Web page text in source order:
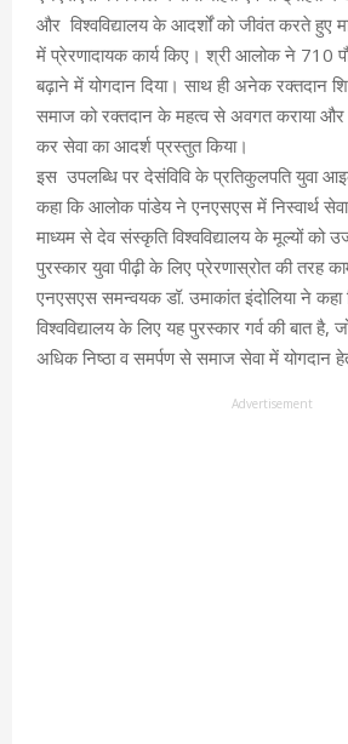
और विश्वविद्यालय के आदर्शों को जीवंत करते हुए
में प्रेरणादायक कार्य किए। श्री आलोक ने 710
बढ़ाने में योगदान दिया। साथ ही अनेक रक्तदान
समाज को रक्तदान के महत्व से अवगत कराया और
कर सेवा का आदर्श प्रस्तुत किया।
इस उपलब्धि पर देसंविवि के प्रतिकुलपति युवा
कहा कि आलोक पांडेय ने एनएसएस में निस्वार्थ
माध्यम से देव संस्कृति विश्वविद्यालय के मूल्यों को
पुरस्कार युवा पीढ़ी के लिए प्रेरणास्रोत की तरह
एनएसएस समन्वयक डॉ. उमाकांत इंदोलिया ने
विश्वविद्यालय के लिए यह पुरस्कार गर्व की बात
अधिक निष्ठा व समर्पण से समाज सेवा में योगदान
Advertisement